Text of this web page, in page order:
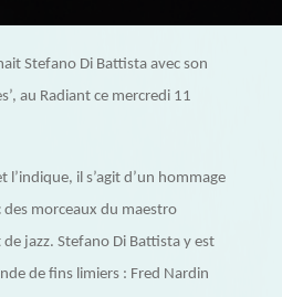
Stefano Di Battista avec son
au Radiant ce mercredi 11
il s’agit d’un hommage
morceaux du maestro
jazz. Stefano Di Battista y est
de fins limiers : Fred Nardin